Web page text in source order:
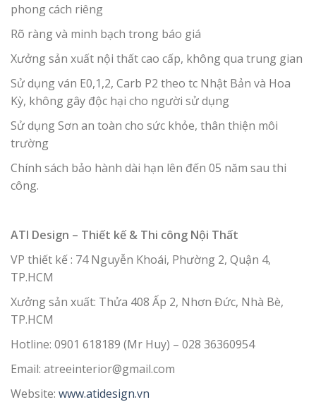
phong cách riêng
Rõ ràng và minh bạch trong báo giá
Xưởng sản xuất nội thất cao cấp, không qua trung gian
Sử dụng ván E0,1,2, Carb P2 theo tc Nhật Bản và Hoa
Kỳ, không gây độc hại cho người sử dụng
Sử dụng Sơn an toàn cho sức khỏe, thân thiện môi
trường
Chính sách bảo hành dài hạn lên đến 05 năm sau thi
công.
ATI Design – Thiết kế & Thi công Nội Thất
VP thiết kế : 74 Nguyễn Khoái, Phường 2, Quận 4,
TP.HCM
Xưởng sản xuất: Thửa 408 Ấp 2, Nhơn Đức, Nhà Bè,
TP.HCM
Hotline: 0901 618189 (Mr Huy) – 028 36360954
Email: atreeinterior@gmail.com
Website: www.atidesign.vn